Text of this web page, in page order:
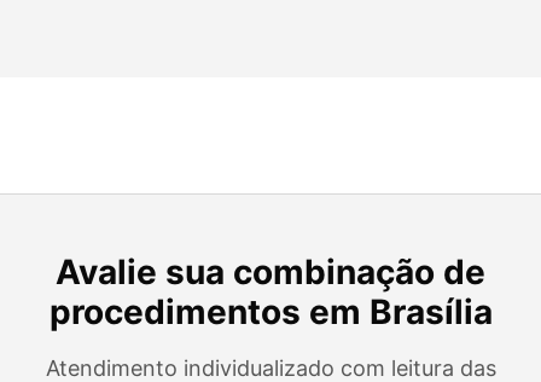
Avalie sua combinação de
procedimentos em Brasília
Atendimento individualizado com leitura das